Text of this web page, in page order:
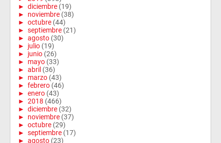
► diciembre (19)
► noviembre (38)
► octubre (44)
► septiembre (21)
► agosto (30)
► julio (19)
► junio (26)
► mayo (33)
► abril (36)
► marzo (43)
► febrero (46)
► enero (43)
► 2018 (466)
► diciembre (32)
► noviembre (37)
► octubre (29)
► septiembre (17)
► agosto (23)